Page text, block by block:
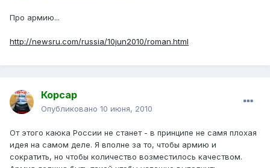
Про армию...
http://newsru.com/russia/10jun2010/roman.html
Корсар
Опубликовано 10 июня, 2010
От этого каюка России не станет - в принципе не самя плохая
идея на самом деле. Я вполне за то, чтобы армию и
сократить, но чтобы количество возместилось качеством.